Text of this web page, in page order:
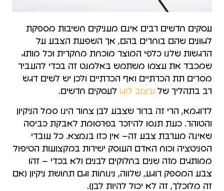
עסקים חדשים רבים אינם מעניקים חשיבות מספקת
לגוונים שהם בוחרים בהם, אך השפעת הצבע על
הרגשות שלנו כלפי המוצר מוכחת מחקרית וכל מותג
שמכבד את עצמו משתמש באלמנט זה בכדי להעביר
מסרים תת הכרתיים ואף הכרתיים ולכן יש לשים דגש
רב בתהליך של עיצוב לוגו לעסקים חדשים.
לדוגמא, הרי זה ברור שצבע לבן צחור הינו סמל הניקיון
והטוהר. כעת תנסו להיזכר בפרסומת לאבקת כביסה
שאינה מערבת צבע זה– אין כזו בנמצא. כל עובדי
הסניטציה וכוח האדם העוסק ישירות במקצועות הטיפול
ממותגים מזה שנים בחלוקים לבנים ולא בכדי – זהו
צבע המספק רוגע, שלווה, נינוחות וגם תחושת ניקיון (אם
זה מלוכלך, זה לא יכול להיות לבן).